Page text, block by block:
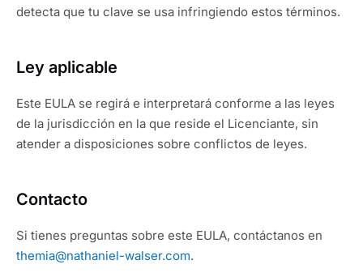
detecta que tu clave se usa infringiendo estos términos.
Ley aplicable
Este EULA se regirá e interpretará conforme a las leyes
de la jurisdicción en la que reside el Licenciante, sin
atender a disposiciones sobre conflictos de leyes.
Contacto
Si tienes preguntas sobre este EULA, contáctanos en
themia@nathaniel-walser.com.